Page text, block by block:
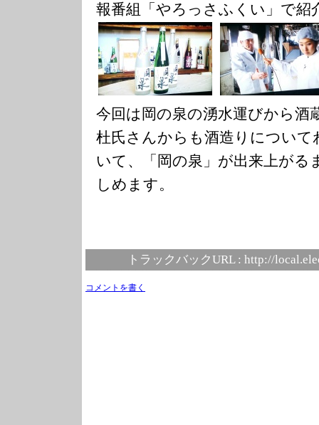
報番組「やろっさふくい」で紹
今回は岡の泉の湧水運びから酒
杜氏さんからも酒造りについ
いて、「岡の泉」が出来上がる
しめます。
トラックバックURL : http://
コメントを書く